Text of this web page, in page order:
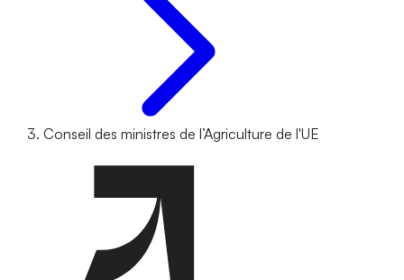
Conseil des ministres de l’Agriculture de l'UE